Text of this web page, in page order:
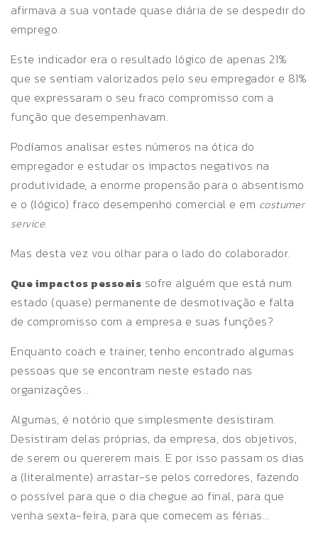
afirmava a sua vontade quase diária de se despedir do
emprego.
Este indicador era o resultado lógico de apenas 21%
que se sentiam valorizados pelo seu empregador e 81%
que expressaram o seu fraco compromisso com a
função que desempenhavam.
Podíamos analisar estes números na ótica do
empregador e estudar os impactos negativos na
produtividade, a enorme propensão para o absentismo
e o (lógico) fraco desempenho comercial e em costumer
service.
Mas desta vez vou olhar para o lado do colaborador.
Que impactos pessoais sofre alguém que está num
estado (quase) permanente de desmotivação e falta
de compromisso com a empresa e suas funções?
Enquanto coach e trainer, tenho encontrado algumas
pessoas que se encontram neste estado nas
organizações…
Algumas, é notório que simplesmente desistiram.
Desistiram delas próprias, da empresa, dos objetivos,
de serem ou quererem mais. E por isso passam os dias
a (literalmente) arrastar-se pelos corredores, fazendo
o possível para que o dia chegue ao final, para que
venha sexta-feira, para que comecem as férias…